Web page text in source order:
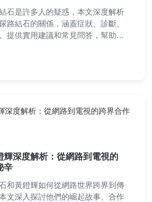
石是許多人的疑惑，本文深度解析
路結石的關係，涵蓋症狀、診斷、
提供實用建議和常見問答，幫助您
疑問。
輝深度解析：從網路到電視的
辛
和黃鐙輝如何從網路世界跨界到傳
文深入探討他們的崛起故事、合作